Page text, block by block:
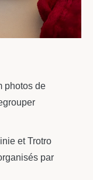
photos de
et Trotro
par